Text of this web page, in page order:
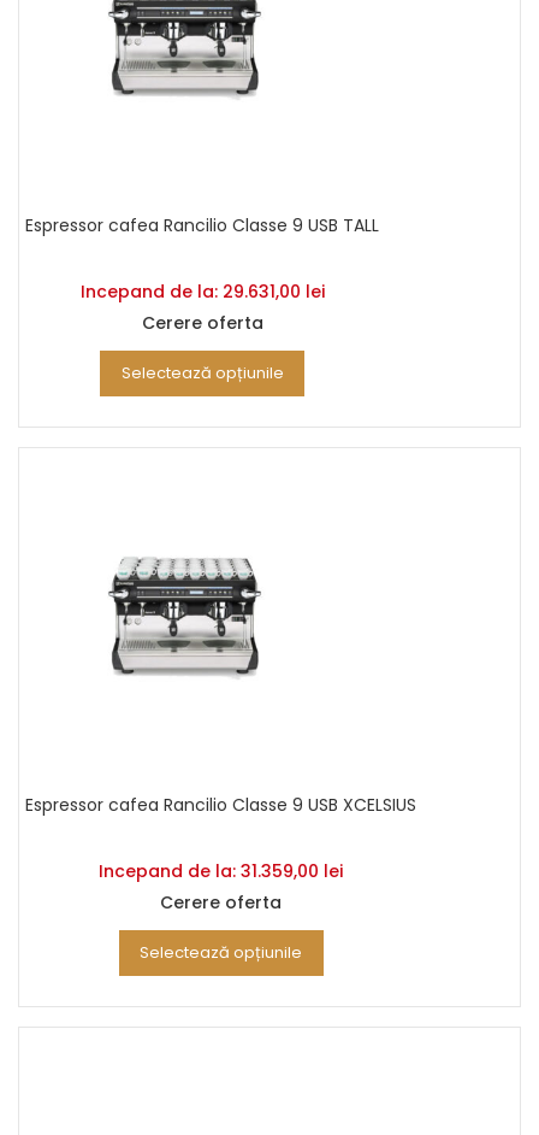
Espressor cafea Rancilio Classe 9 USB TALL
Incepand de la: 29.631,00 lei
Cerere oferta
Selectează opțiunile
Espressor cafea Rancilio Classe 9 USB XCELSIUS
Incepand de la: 31.359,00 lei
Cerere oferta
Selectează opțiunile